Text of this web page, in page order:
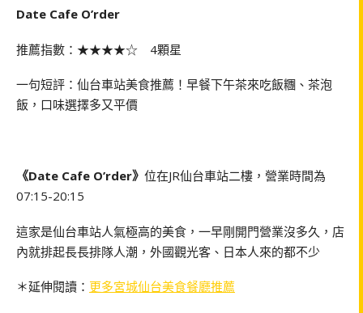
Date Cafe O’rder
推薦指數：★★★★☆ 4顆星
一句短評：仙台車站美食推薦！早餐下午茶來吃飯糰、茶泡
飯，口味選擇多又平價
《Date Cafe O’rder》 位在JR仙台車站二樓，營業時間為
07:15-20:15
這家是仙台車站人氣極高的美食，一早剛開門營業沒多久，店
內就排起長長排隊人潮，外國觀光客、日本人來的都不少
＊延伸閱讀： 更多宮城仙台美食餐廳推薦